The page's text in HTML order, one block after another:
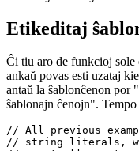
// "Hi everybody:
Etikeditaj
Ĉi tiu aro de funkcioj sole
antaŭ la ŝablonĉenon por